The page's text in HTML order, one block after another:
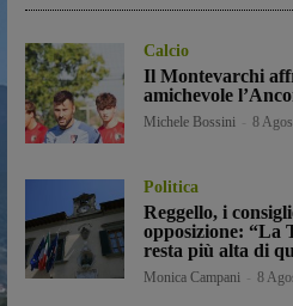
Calcio
Il Montevarchi
amichevole
Michele Bossini 8
Politica
Reggello, i
opposizione: “La
resta più alta di
Monica Campani 8